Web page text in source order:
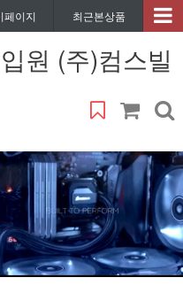
페이지 최근본상품
원 (주)컴스빌